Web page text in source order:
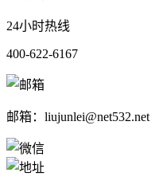
24小时热线
400-622-6167
邮箱：liujunlei@net532.net